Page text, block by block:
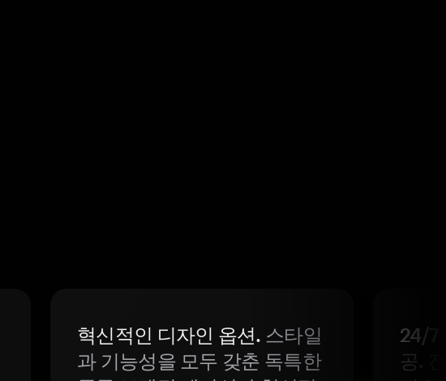
혁신적인 디자인 옵션. 스타일
과 기능성을 모두 갖춘 독특한
24/7
공.